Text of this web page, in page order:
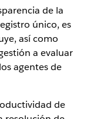
de la
único, es
así como
a evaluar
agentes de
de